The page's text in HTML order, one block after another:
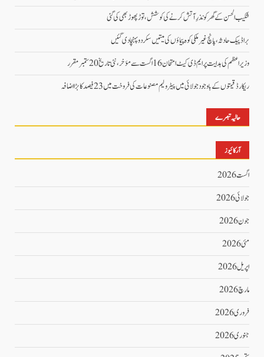
شکیب الحسن کے گھر کو نذرِ آتش کرنے کی کوشش، توڑ پھوڑ بھی کی گئی
براڈ پیک حادثہ، پانچ غیرملکی کوہ پیماؤں کی میتیں سکردو پہنچا دی گئیں
وزیراعظم کی ہدایت پر ایم ڈی کیٹ امتحان 16 اگست سے مؤخر، نئی تاریخ 20 ستمبر مقرر
ریکارڈ قیمتوں کے باوجود جولائی میں پیٹرولیم مصنوعات کی فروخت میں 23 فیصد کا بڑا اضافہ
حالیہ تبصرے
آرکائیوز
اگست 2026
جولائی 2026
جون 2026
مئی 2026
اپریل 2026
مارچ 2026
فروری 2026
جنوری 2026